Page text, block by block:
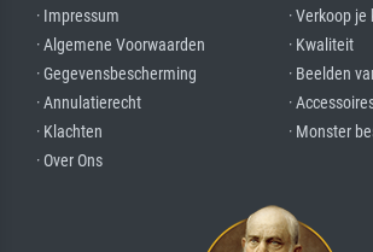
· Impressum
· Algemene Voorwaarden
· Gegevensbescherming
· Annulatierecht
· Klachten
· Over Ons
· Verkoop je
· Kwaliteit
· Beelden
·
· Monster